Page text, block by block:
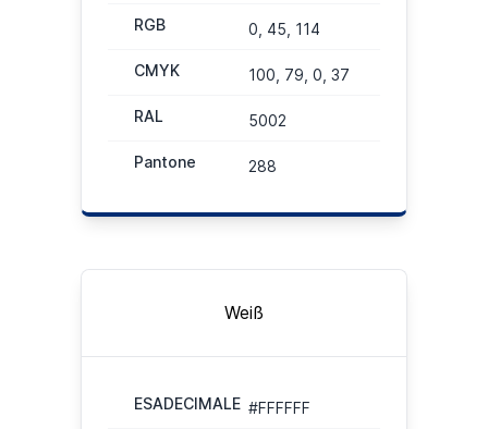
RGB 0, 45, 114
CMYK 100, 79, 0, 37
RAL 5002
Pantone 288
Weiß
ESADECIMALE #FFFFFF